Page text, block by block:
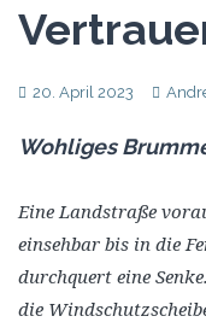
20. April 2023
Wohliges
Eine Landstraße
einsehbar bis in die
durchquert eine
die